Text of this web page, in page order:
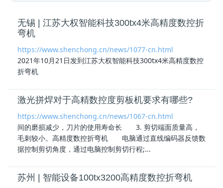
无锡 | 江苏大权智能科技300tx4米高精度数控折
弯机
https://www.shenchong.cn/news/1077-cn.html
2021年10月21日发到江苏大权智能科技300tx4米高精度数控
折弯机
激光拼焊对于高精数控度剪板机要求有哪些?
https://www.shenchong.cn/news/1067-cn.html
间的磨损减少，刀片的使用寿命长 3. 剪切端面质量高，
毛刺较小。 高精度数控折弯机 电脑通过直线编码器反馈数
据控制剪切角度，通过电脑控制剪切行程;...
苏州 | 智能设备100tⅹ3200高精度数控折弯机